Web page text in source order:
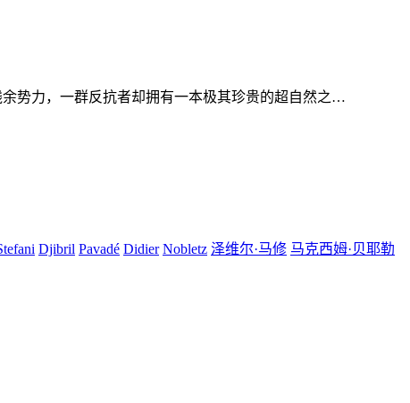
势力，一群反抗者却拥有一本极其珍贵的超自然之…
Djibril Pavadé Didier Nobletz 泽维尔·马修 马克西姆·贝耶勒